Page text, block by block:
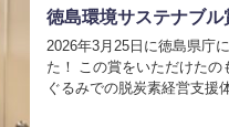
徳島環境サステナブル
2026年3月25日に徳島県庁
た！ この賞をいただけたのも、昨年度(株)エイト日本技術開発と連名で応募した、環境省「地域
ぐるみでの脱炭素経営支援